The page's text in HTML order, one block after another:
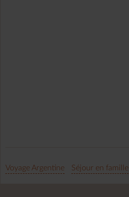
Voyage Argentine Séjour en famille